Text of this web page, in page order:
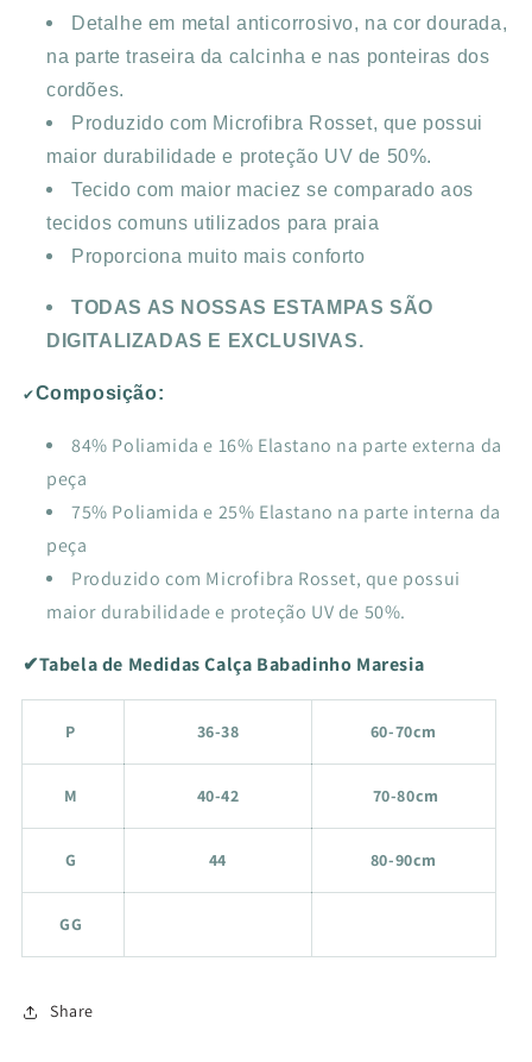
Detalhe em metal anticorrosivo, na cor dourada,
na parte traseira da calcinha e nas ponteiras dos
cordões.
Produzido com Microfibra Rosset, que possui
maior durabilidade e proteção UV de 50%.
Tecido com maior maciez se comparado aos
tecidos comuns utilizados para praia
Proporciona muito mais conforto
TODAS AS NOSSAS ESTAMPAS SÃO
DIGITALIZADAS E EXCLUSIVAS.
✔Composição:
84% Poliamida e 16% Elastano na parte externa da
peça
75% Poliamida e 25% Elastano na parte interna da
peça
Produzido com Microfibra Rosset, que possui
maior durabilidade e proteção UV de 50%.
✔Tabela de Medidas Calça Babadinho Maresia
P 36-38 60-70cm
M 40-42 70-80cm
G 44 80-90cm
GG
Share